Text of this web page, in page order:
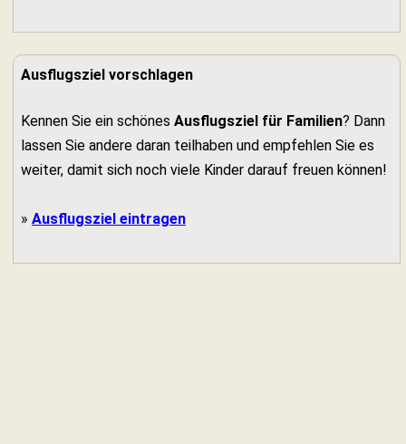
Ausflugsziel vorschlagen
Kennen Sie ein schönes Ausflugsziel für Familien? Dann
lassen Sie andere daran teilhaben und empfehlen Sie es
weiter, damit sich noch viele Kinder darauf freuen können!
» Ausflugsziel eintragen